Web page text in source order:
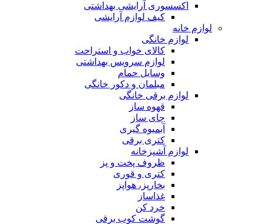
اکسسوری آرایشی بهداشتی
کیف لوازم آرایشی
لوازم خانه
لوازم خانگی
کالای خواب و استراحت
لوازم سرویس بهداشتی
وسایل حمام
مبلمان و دکور خانگی
لوازم برقی خانگی
قهوه ساز
چای ساز
آبمیوه گیری
کتری برقی
لوازم آشپزخانه
ظروف پخت و پز
کتری و قوری
بخارپز، هواپز
غذاساز
خرد کن
گوشت کوب برقی